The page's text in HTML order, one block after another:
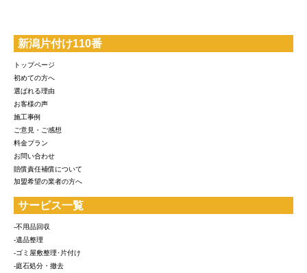
新潟片付け110番
トップページ
初めての方へ
選ばれる理由
お客様の声
施工事例
ご意見・ご感想
料金プラン
お問い合わせ
賠償責任補償について
加盟希望の業者の方へ
サービス一覧
-不用品回収
-遺品整理
-ゴミ屋敷整理･片付け
-庭石処分・撤去